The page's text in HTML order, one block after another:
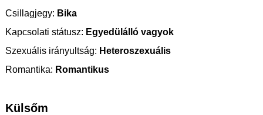
Csillagjegy: Bika
Kapcsolati státusz: Egyedülálló vagyok
Szexuális irányultság: Heteroszexuális
Romantika: Romantikus
Külsőm